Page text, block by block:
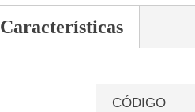
Características
CÓDIGO